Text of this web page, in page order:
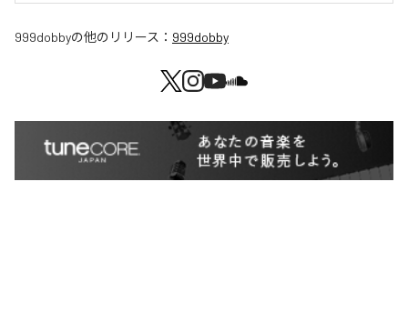
999dobbyの他のリリース： 999dobby